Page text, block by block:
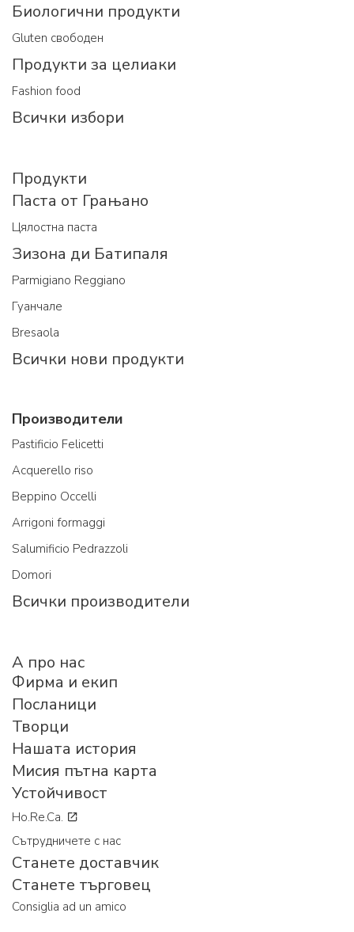
Биологични продукти
Gluten свободен
Продукти за целиаки
Fashion food
Всички избори
Продукти
Паста от Грањано
Цялостна паста
Зизона ди Батипаля
Parmigiano Reggiano
Гуанчале
Bresaola
Всички нови продукти
Производители
Pastificio Felicetti
Acquerello riso
Beppino Occelli
Arrigoni formaggi
Salumificio Pedrazzoli
Domori
Всички производители
A про нас
Фирма и екип
Посланици
Творци
Нашата история
Мисия пътна карта
Устойчивост
Ho.Re.Ca.
Сътрудничете с нас
Станете доставчик
Станете търговец
Consiglia ad un amico